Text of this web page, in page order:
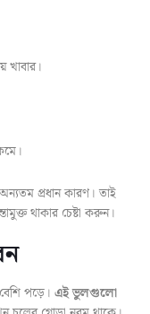
খাবার।
অন্যতম প্রধান কারণ। তাই
থাকার চেষ্টা করুন।
পড়ে। এই ভুলগুলো